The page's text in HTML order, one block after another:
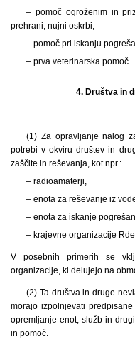
– pomoč ogroženim in
prehrani, nujni oskrbi,
– pomoč pri iskanju
– prva veterinarska pomoč.
4. Društva in
(1) Za opravljanje nalog
potrebi v okviru društev in
zaščite in reševanja, kot npr.:
– radioamaterji,
– enota za reševanje iz
– enota za iskanje
– krajevne organizacije
V posebnih primerih se
organizacije, ki delujejo na
(2) Ta društva in druge
morajo izpolnjevati
opremljanje enot, služb in
in pomoč.